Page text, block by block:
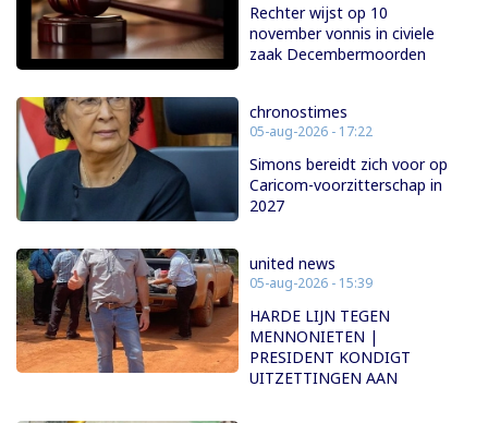
Rechter wijst op 10
november vonnis in civiele
zaak Decembermoorden
chronostimes
05-aug-2026 - 17:22
Simons bereidt zich voor op
Caricom-voorzitterschap in
2027
united news
05-aug-2026 - 15:39
HARDE LIJN TEGEN
MENNONIETEN |
PRESIDENT KONDIGT
UITZETTINGEN AAN